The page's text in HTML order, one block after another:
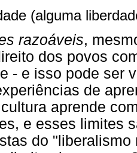
(alguma
razoáveis,
dos povos
- e isso pode ser
de
aprende
e esses limites
do